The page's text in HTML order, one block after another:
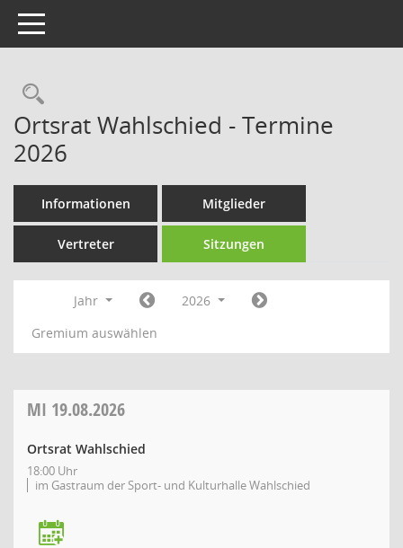
Toggle navigation
Rechercheauswahl
Ortsrat Wahlschied - Termine
2026
Informationen Mitglieder
Vertreter Sitzungen
Jahr
2026
Gremium auswählen
MI 19.08.2026
Ortsrat Wahlschied
18:00 Uhr
im Gastraum der Sport- und Kulturhalle Wahlschied